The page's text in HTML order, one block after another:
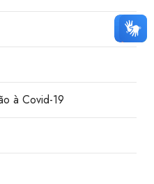
à Covid-19